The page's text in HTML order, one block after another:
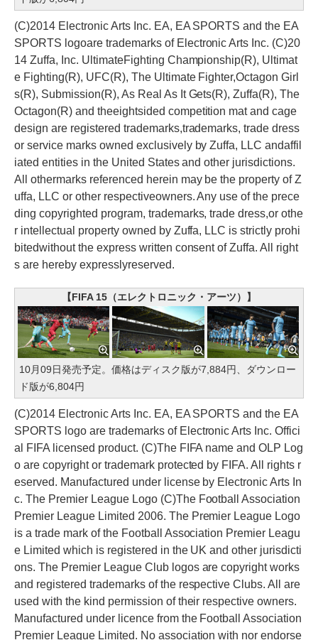
(C)2014 Electronic Arts Inc. EA, EA SPORTS and the EA
SPORTS logoare trademarks of Electronic Arts Inc. (C)20
14 Zuffa, Inc. UltimateFighting Championship(R), Ultimat
e Fighting(R), UFC(R), The Ultimate Fighter,Octagon Girl
s(R), Submission(R), As Real As It Gets(R), Zuffa(R), The
Octagon(R) and theeightsided competition mat and cage
design are registered trademarks,trademarks, trade dress
or service marks owned exclusively by Zuffa, LLC andaffil
iated entities in the United States and other jurisdictions.
All othermarks referenced herein may be the property of Z
uffa, LLC or other respectiveowners. Any use of the prece
ding copyrighted program, trademarks, trade dress,or othe
r intellectual property owned by Zuffa, LLC is strictly prohi
bitedwithout the express written consent of Zuffa. All right
s are hereby expresslyreserved.
【FIFA 15（エレクトロニック・アーツ）】
10月09日発売予定。価格はディスク版が7,884円、ダウンロー
ド版が6,804円
(C)2014 Electronic Arts Inc. EA, EA SPORTS and the EA
SPORTS logo are trademarks of Electronic Arts Inc. Offici
al FIFA licensed product. (C)The FIFA name and OLP Log
o are copyright or trademark protected by FIFA. All rights r
eserved. Manufactured under license by Electronic Arts In
c. The Premier League Logo (C)The Football Association
Premier League Limited 2006. The Premier League Logo
is a trade mark of the Football Association Premier Leagu
e Limited which is registered in the UK and other jurisdicti
ons. The Premier League Club logos are copyright works
and registered trademarks of the respective Clubs. All are
used with the kind permission of their respective owners.
Manufactured under licence from the Football Association
Premier League Limited. No association with nor endorse